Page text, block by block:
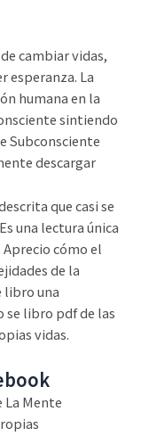
cambiar vidas,
esperanza. La
humana en la
sintiendo
Subconsciente
descargar
que casi se
una lectura única
Aprecio cómo el
de la
libro una
se libro pdf de las
vidas.
La Mente